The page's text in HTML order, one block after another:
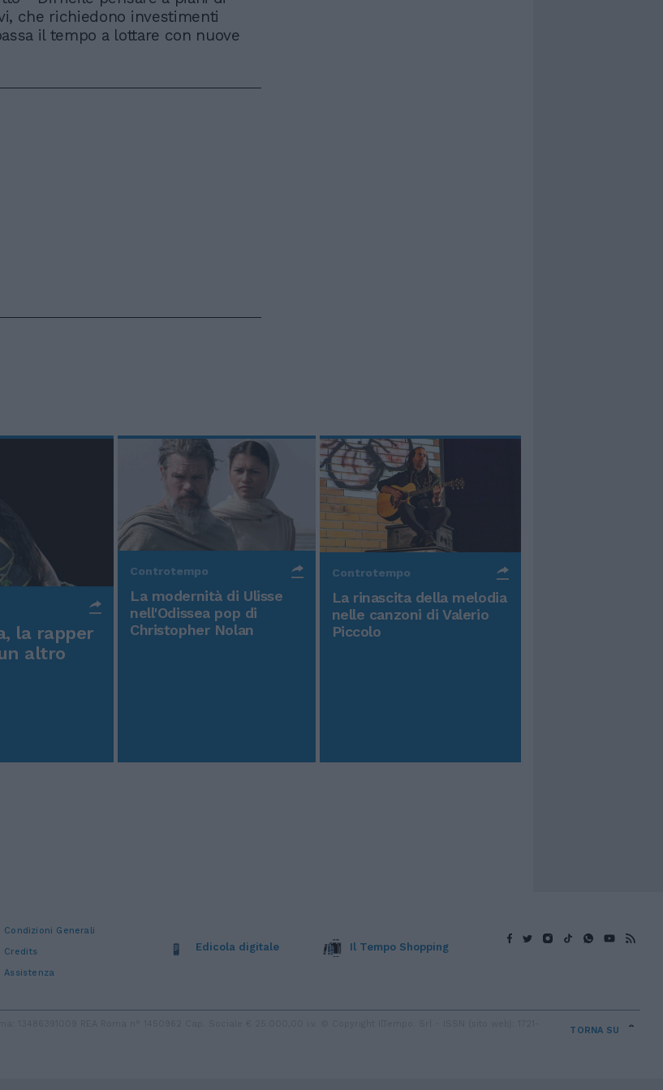
che richiedono investimenti
il tempo a lottare con nuove
la rapper
altro
Controtempo
La modernità di Ulisse
nell'Odissea pop di
Christopher Nolan
Controtempo
La rinascita della melodia
nelle canzoni di Valerio
Piccolo
Condizioni Generali
Credits
Assistenza
Edicola digitale Il Tempo Shopping
TORNA SU